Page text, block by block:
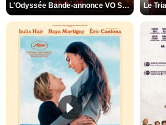
L'Odyssée Bande-annonce VO STFR Le